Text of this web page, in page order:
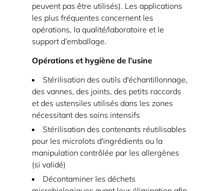
3.1
Une
manière
pratique
de
un
premier
cycle
Validation,
enregistrements
et
conformité
peuvent pas être utilisés). Les applications
les plus fréquentes concernent les
opérations, la qualité/laboratoire et le
support d’emballage.
Opérations et hygiène de l’usine
Stérilisation des outils d'échantillonnage,
des vannes, des joints, des petits raccords
et des ustensiles utilisés dans les zones
nécessitant des soins intensifs
Stérilisation des contenants réutilisables
pour les microlots d'ingrédients ou la
manipulation contrôlée par les allergènes
(si validé)
Décontaminer les déchets